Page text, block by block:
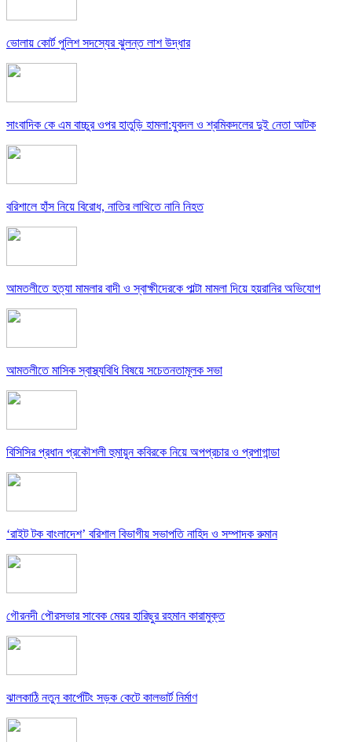
ভোলায় কোর্ট পুলিশ সদস্যের ঝুলন্ত লাশ উদ্ধার
সাংবাদিক কে এম বাচ্চুর ওপর হাতুড়ি হামলা:যুবদল ও শ্রমিকদলের দুই নেতা আটক
বরিশালে হাঁস নিয়ে বিরোধ, নাতির লাথিতে নানি নিহত
আমতলীতে হত্যা মামলার বাদী ও স্বাক্ষীদেরকে পাল্টা মামলা দিয়ে হয়রানির অভিযোগ
আমতলীতে মাসিক স্বাস্থ্যবিধি বিষয়ে সচেতনতামূলক সভা
বিসিসির প্রধান প্রকৌশলী হুমায়ুন কবিরকে নিয়ে অপপ্রচার ও প্রপাগান্ডা
‘রাইট টক বাংলাদেশ’ বরিশাল বিভাগীয় সভাপতি নাহিদ ও সম্পাদক রুমান
গৌরনদী পৌরসভার সাবেক মেয়র হারিছুর রহমান কারামুক্ত
ঝালকাঠি নতুন কার্পেটিং সড়ক কেটে কালভার্ট নির্মাণ